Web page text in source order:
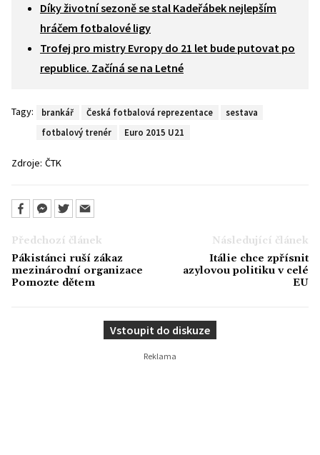
Díky životní sezoně se stal Kadeřábek nejlepším
hráčem fotbalové ligy
Trofej pro mistry Evropy do 21 let bude putovat po
republice. Začíná se na Letné
Tagy: brankář Česká fotbalová reprezentace
sestava
fotbalový trenér
Euro 2015 U21
Zdroje: ČTK
Předchozí článek
Pákistánci ruší zákaz
mezinárodní organizace
Pomozte dětem
Následující článek
Itálie chce zpřísnit
azylovou politiku v celé
EU
Vstoupit do diskuze